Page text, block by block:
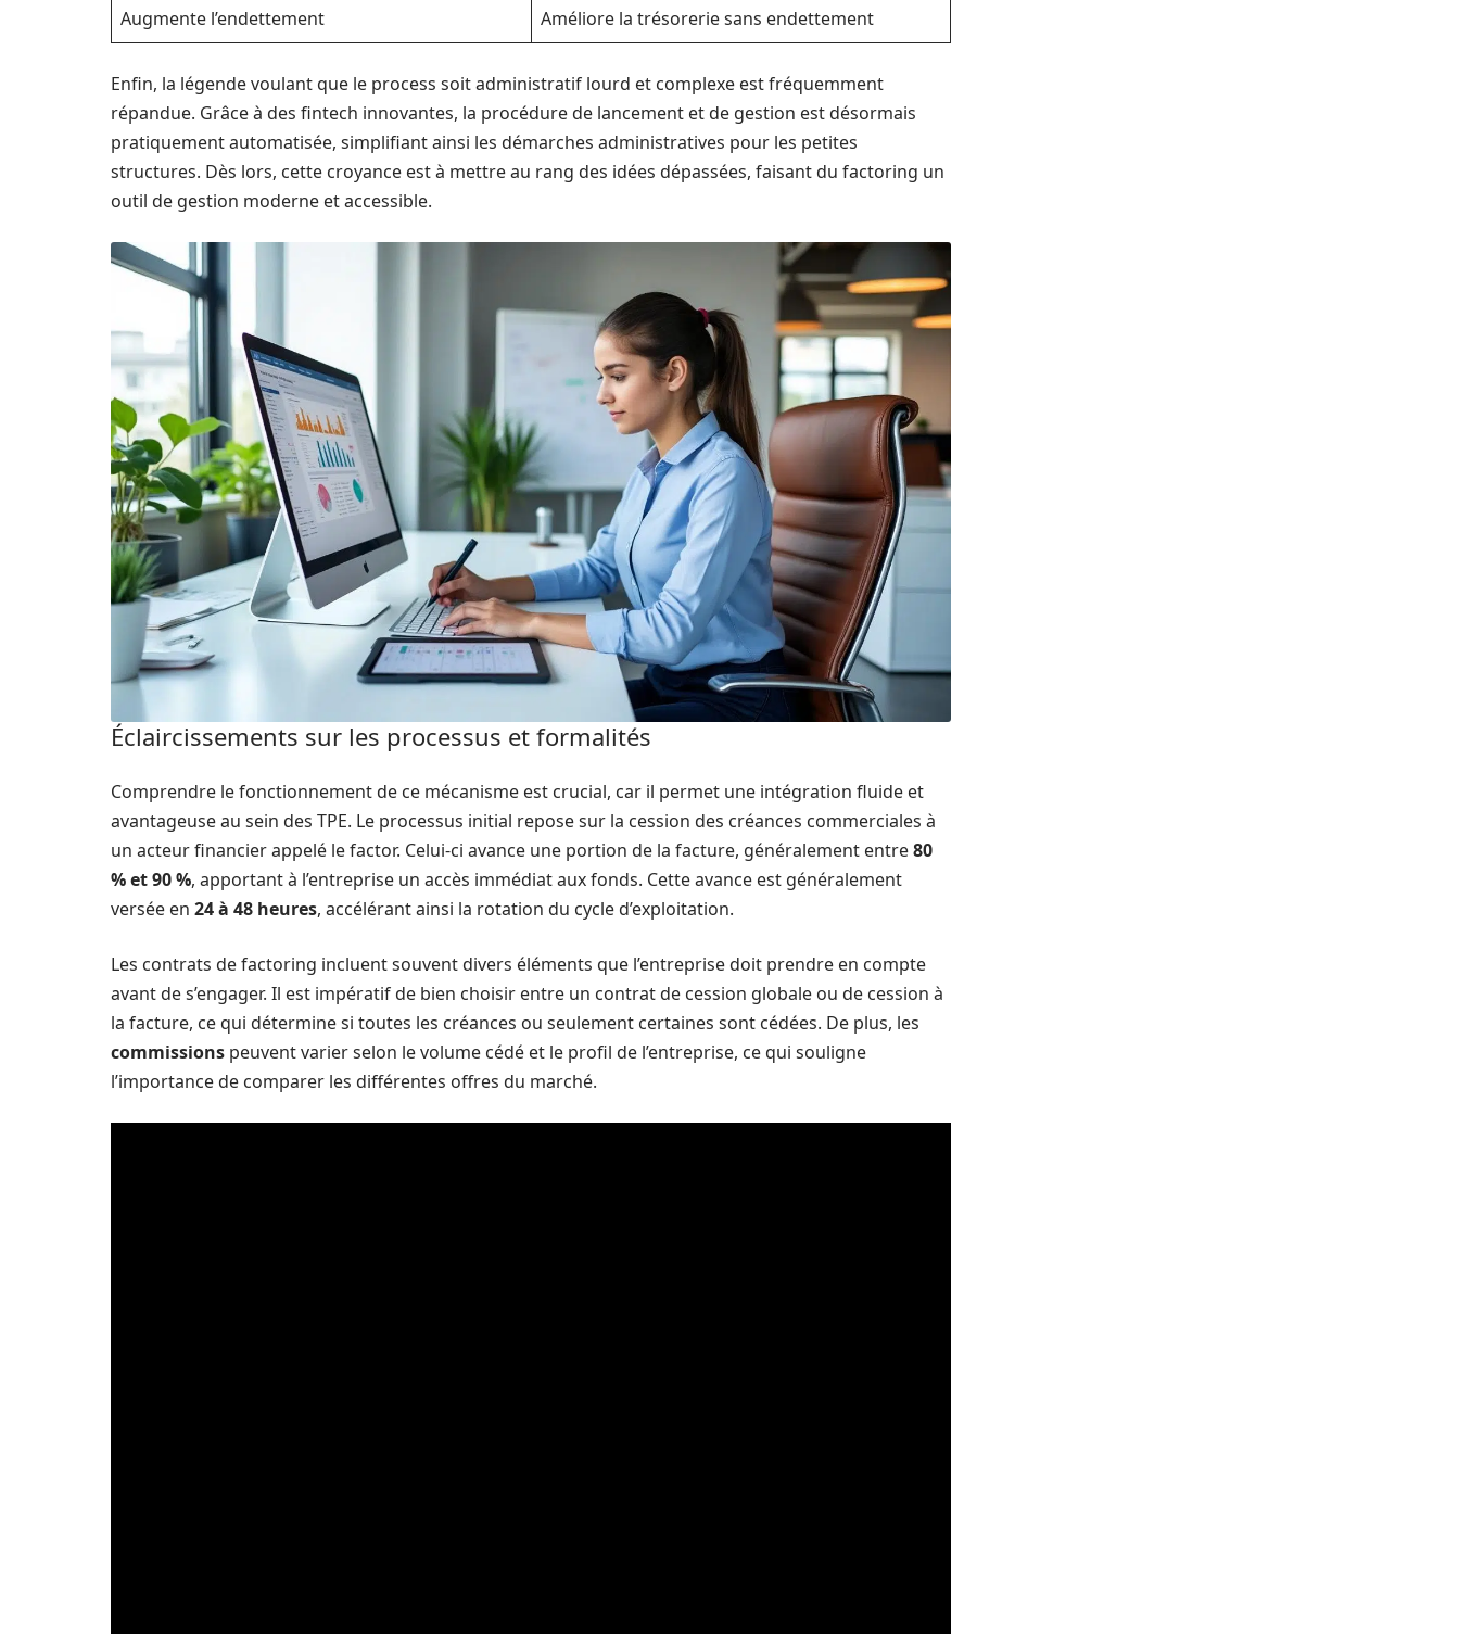
Augmente l’endettement
Améliore la trésorerie sans endettement
Enfin, la légende voulant que le process soit administratif lourd et complexe est fréquemment
répandue. Grâce à des fintech innovantes, la procédure de lancement et de gestion est désormais
pratiquement automatisée, simplifiant ainsi les démarches administratives pour les petites
structures. Dès lors, cette croyance est à mettre au rang des idées dépassées, faisant du factoring un
outil de gestion moderne et accessible.
Éclaircissements sur les processus et formalités
Comprendre le fonctionnement de ce mécanisme est crucial, car il permet une intégration fluide et
avantageuse au sein des TPE. Le processus initial repose sur la cession des créances commerciales à
un acteur financier appelé le factor. Celui-ci avance une portion de la facture, généralement entre80
% et 90 %, apportant à l’entreprise un accès immédiat aux fonds. Cette avance est généralement
versée en 24 à 48 heures, accélérant ainsi la rotation du cycle d’exploitation.
Les contrats de factoring incluent souvent divers éléments que l’entreprise doit prendre en compte
avant de s’engager. Il est impératif de bien choisir entre un contrat de cession globale ou de cession à
la facture, ce qui détermine si toutes les créances ou seulement certaines sont cédées. De plus, les
commissions peuvent varier selon le volume cédé et le profil de l’entreprise, ce qui souligne
l’importance de comparer les différentes offres du marché.